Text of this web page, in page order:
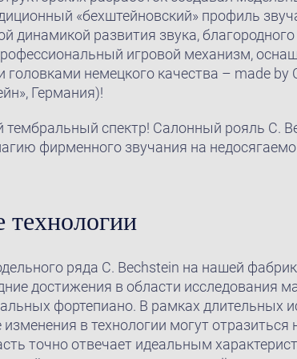
«бехштейновский» профиль
динамикой развития звука, благородного
игровой механизм,
немецкого качества – made by
Германия)!
спектр! Салонный рояль C.
фирменного звучания на
ряда C. Bechstein на нашей
достижения в области исследования
фортепиано. В рамках длительных
в технологии могут отразиться
точно отвечает идеальным